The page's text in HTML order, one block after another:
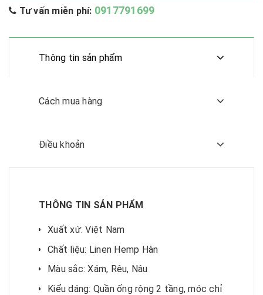
Tư vấn miễn phí: 0917791699
Thông tin sản phẩm
Cách mua hàng
Điều khoản
THÔNG TIN SẢN PHẨM
Xuất xứ: Việt Nam
Chất liệu: Linen Hemp Hàn
Màu sắc: Xám, Rêu, Nâu
Kiểu dáng: Quần ống rộng 2 tầng, móc chỉ